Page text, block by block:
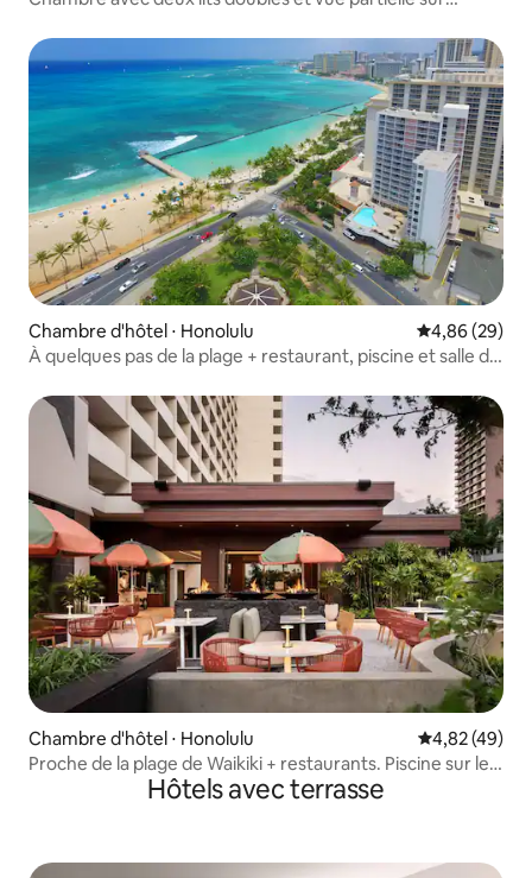
Chambre d'hôtel ⋅ Honolulu Évaluation
4,86 (29)
À quelques pas de la plage + restaurant, piscine et salle de
Chambre d'hôtel ⋅ Honolulu Évaluation
4,82 (49)
Proche de la plage de Waikiki + restaurants. Piscine sur le
toit. Salle de sportHôtels avec terrasse